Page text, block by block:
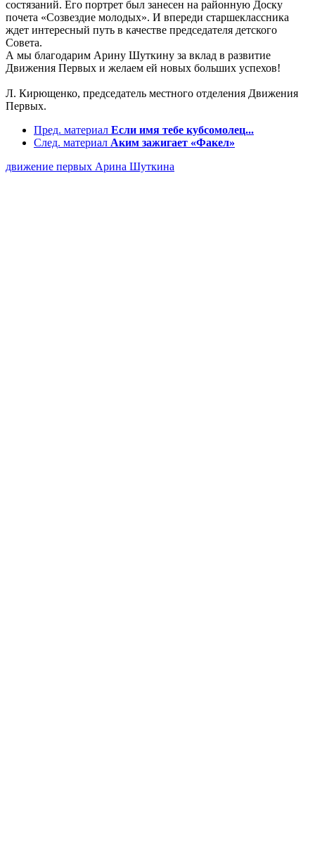
состязаний. Его портрет был занесен на районную Доску
почета «Созвездие молодых». И впереди старшеклассника
ждет интересный путь в качестве председателя детского
Совета.
А мы благодарим Арину Шуткину за вклад в развитие
Движения Первых и желаем ей новых больших успехов!
Л. Кирющенко, председатель местного отделения Движения
Первых.
Пред. материал Если имя тебе кубсомолец...
След. материал Аким зажигает «Факел»
движение первых Арина Шуткина